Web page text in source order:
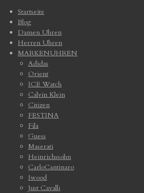
Startseite
Blog
Damen Uhren
Herren Uhren
MARKENUHREN
Adidas
Orient
ICE Watch
Calvin Klein
Citizen
FESTINA
Fila
Guess
Maserati
Heinrichssohn
CarloCantinaro
Iwood
Just Cavalli